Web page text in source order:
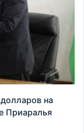
на
Приаралья